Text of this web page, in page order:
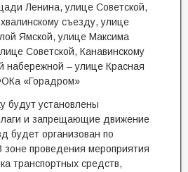
Ленина, улице Советской,
съезду, улице
Ямской, улице Максима
Советской, Канавинскому
набережной – улице Красная
«Горадром»
будут установлены
и запрещающие движение
будет организован по
проведения мероприятия
транспортных средств,